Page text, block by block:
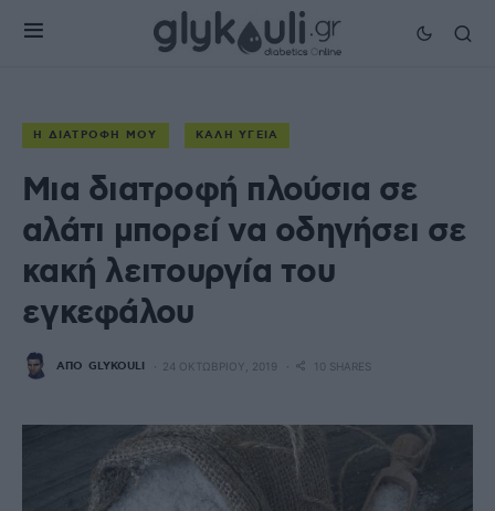
Η ΔΙΑΤΡΟΦΉ ΜΟΥ ΚΑΛΉ ΥΓΕΊΑ
Μια διατροφή πλούσια σε
αλάτι μπορεί να οδηγήσει σε
κακή λειτουργία του
εγκεφάλου
ΑΠΌ GLYKOULI 24 ΟΚΤΩΒΡΊΟΥ, 2019 10 SHARES